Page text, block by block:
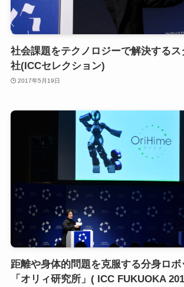
社会課題をテクノロジーで解決する
社(ICCセレクション)
2017年5月19日
距離や身体的問題を克服する分身ロ
「オリィ研究所」( ICC FUKUOKA